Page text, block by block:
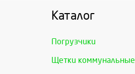
Каталог
Погрузчики
Щетки коммунальные